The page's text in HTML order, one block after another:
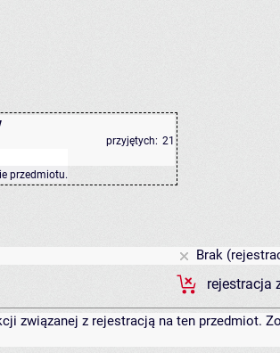
przyjętych: 21
przedmiotu.
Brak
rejestracja
związanej z rejestracją na ten przedmiot.